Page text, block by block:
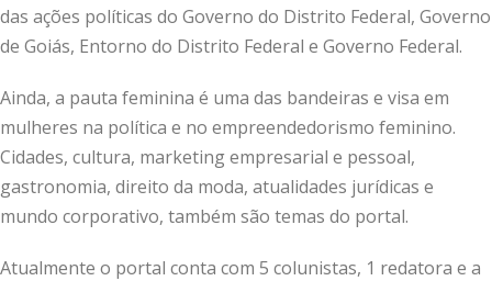
das ações políticas do Governo do Distrito Federal, Governo
de Goiás, Entorno do Distrito Federal e Governo Federal.
Ainda, a pauta feminina é uma das bandeiras e visa em
mulheres na política e no empreendedorismo feminino.
Cidades, cultura, marketing empresarial e pessoal,
gastronomia, direito da moda, atualidades jurídicas e
mundo corporativo, também são temas do portal.
Atualmente o portal conta com 5 colunistas, 1 redatora e a